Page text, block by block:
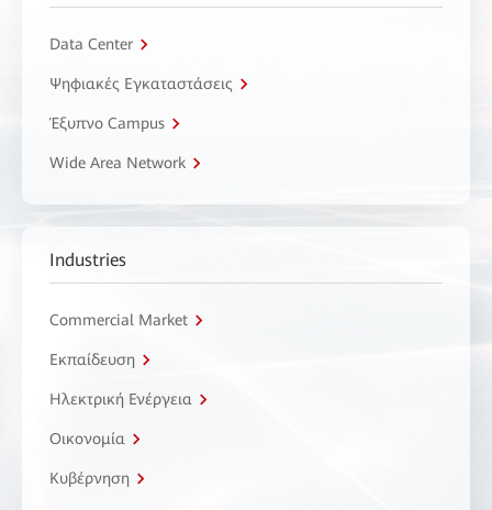
Data Center
Ψηφιακές Εγκαταστάσεις
Έξυπνο Campus
Wide Area Network
Industries
Commercial Market
Εκπαίδευση
Ηλεκτρική Ενέργεια
Οικονομία
Κυβέρνηση